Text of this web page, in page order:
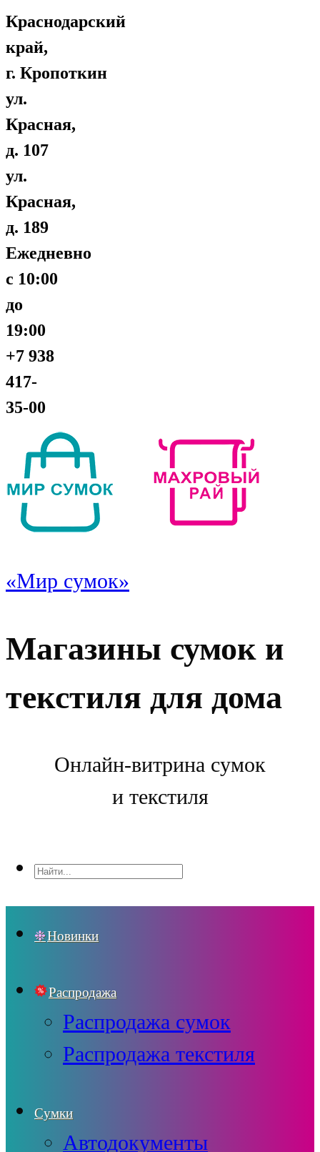
Краснодарский
край,
г. Кропоткин
ул.
Красная,
д. 107
ул.
Красная,
д. 189
Ежедневно
с 10:00
до
19:00
+7 938
417-
35-00
«Мир сумок»
Магазины сумок и
текстиля для дома
Онлайн-витрина сумок
и текстиля
Новинки
Распродажа
Распродажа сумок
Распродажа текстиля
Сумки
Автодокументы